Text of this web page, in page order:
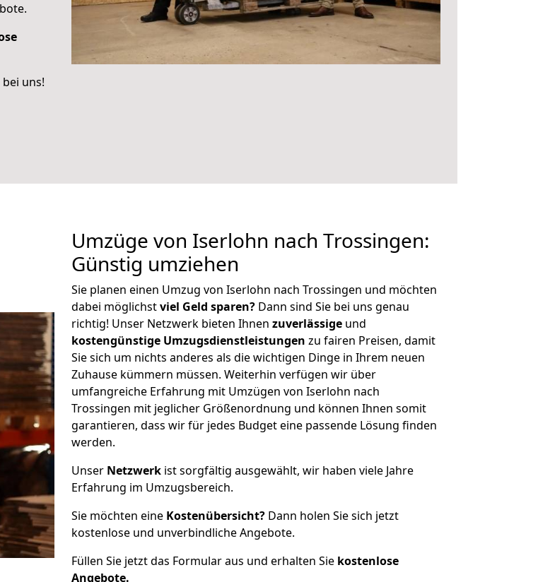
uns!
Umzüge von Iserlohn nach Trossingen:
Günstig umziehen
Sie planen einen Umzug von Iserlohn nach Trossingen und möchten
dabei möglichstviel Geld sparen? Dann sind Sie bei uns genau
richtig! Unser Netzwerk bieten Ihnen zuverlässige und
kostengünstige Umzugsdienstleistungen zu fairen Preisen, damit
Sie sich um nichts anderes als die wichtigen Dinge in Ihrem neuen
Zuhause kümmern müssen. Weiterhin verfügen wir über
umfangreiche Erfahrung mit Umzügen von Iserlohn nach
Trossingen mit jeglicher Größenordnung und können Ihnen somit
garantieren, dass wir für jedes Budget eine passende Lösung finden
werden.
Unser Netzwerk ist sorgfältig ausgewählt, wir haben viele Jahre
Erfahrung im Umzugsbereich.
Sie möchten eine Kostenübersicht? Dann holen Sie sich jetzt
kostenlose und unverbindliche Angebote.
Füllen Sie jetzt das Formular aus und erhalten Sie kostenlose
Angebote.